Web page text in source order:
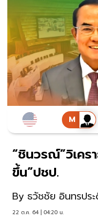
“ชินวรณ์”วิเคร
ขึ้น”ปชป.
By ธวัชชัย อินทรปร
22 ต.ค. 64 | 04:20 น.